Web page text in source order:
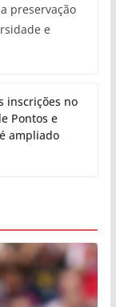
preservação
e
inscrições no
Pontos e
ampliado